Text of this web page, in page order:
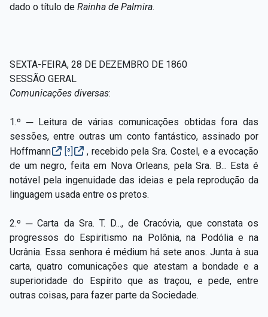
dado o título de Rainha de Palmira.
SEXTA-FEIRA, 28 DE DEZEMBRO DE 1860
SESSÃO GERAL
Comunicações diversas:
1.º ─ Leitura de várias comunicações obtidas fora das
sessões, entre outras um conto fantástico, assinado por
Hoffmann
[³]
, recebido pela Sra. Costel, e a evocação
de um negro, feita em Nova Orleans, pela Sra. B... Esta é
notável pela ingenuidade das ideias e pela reprodução da
linguagem usada entre os pretos.
2.º ─ Carta da Sra. T. D..., de Cracóvia, que constata os
progressos do Espiritismo na Polônia, na Podólia e na
Ucrânia. Essa senhora é médium há sete anos. Junta à sua
carta, quatro comunicações que atestam a bondade e a
superioridade do Espírito que as traçou, e pede, entre
outras coisas, para fazer parte da Sociedade.